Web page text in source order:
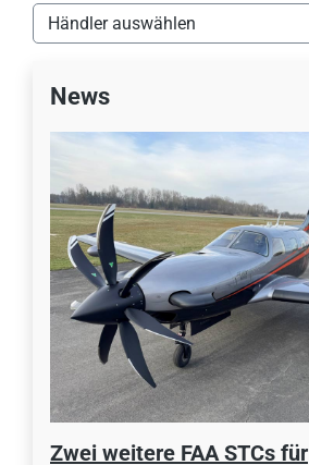
News
Zwei weitere FAA STCs für